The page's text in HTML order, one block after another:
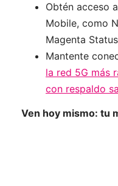
Obtén acceso
Mobile, como
Magenta Status
Mantente
la red 5G más
con respaldo
Ven hoy mismo: tu